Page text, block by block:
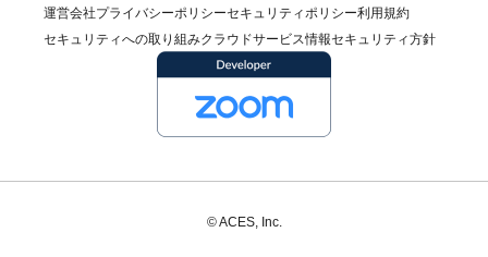
運営会社プライバシーポリシーセキュリティポリシー利用規約
セキュリティへの取り組みクラウドサービス情報セキュリティ方針
© ACES, Inc.